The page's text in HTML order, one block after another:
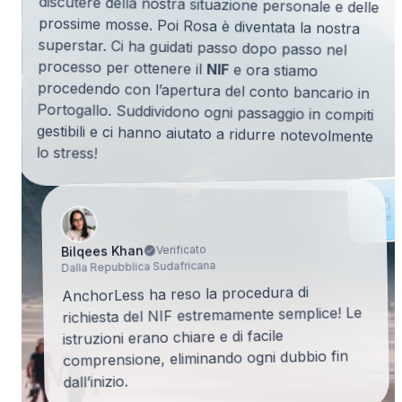
processo per ottenere il NIF e ora stiamo
procedendo con l’apertura del conto bancario in
Portogallo. Suddividono ogni passaggio in compiti
gestibili e ci hanno aiutato a ridurre notevolmente
lo stress!
Bilqees Khan Verificato
Dalla Repubblica Sudafricana
AnchorLess ha reso la procedura di
richiesta del NIF estremamente semplice! Le
istruzioni erano chiare e di facile
comprensione, eliminando ogni dubbio fin
dall’inizio.